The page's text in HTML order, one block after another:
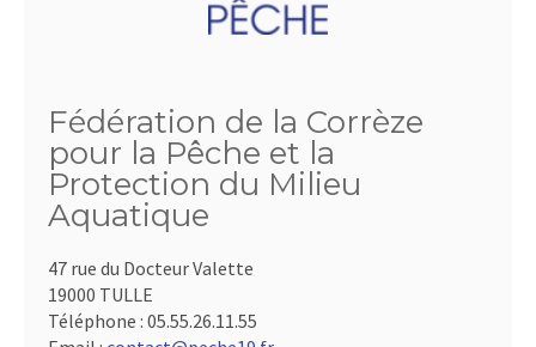
Fédération de la Corrèze
pour la Pêche et la
Protection du Milieu
Aquatique
47 rue du Docteur Valette
19000 TULLE
Téléphone : 05.55.26.11.55